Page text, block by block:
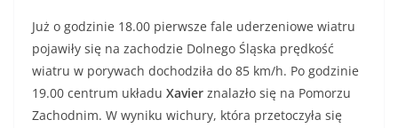
Już o godzinie 18.00 pierwsze fale uderzeniowe wiatru
pojawiły się na zachodzie Dolnego Śląska prędkość
wiatru w porywach dochodziła do 85 km/h. Po godzinie
19.00 centrum układu Xavier znalazło się na Pomorzu
Zachodnim. W wyniku wichury, która przetoczyła się